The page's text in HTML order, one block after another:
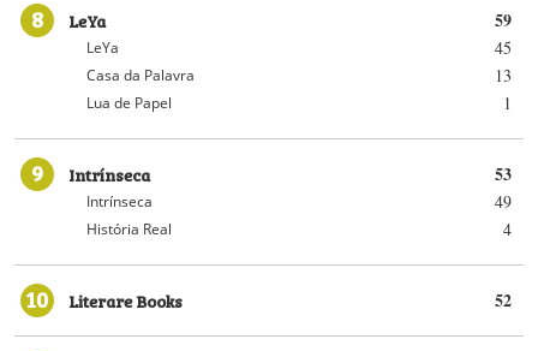
8 59
LeYa
45
LeYa
13
Casa da Palavra
1
Lua de Papel
9 53
Intrínseca
49
Intrínseca
4
História Real
10 52
Literare Books